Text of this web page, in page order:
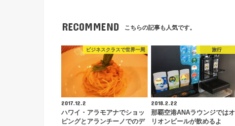
RECOMMEND こちらの記事も人気です。
ビジネスクラスで世界一周
2017.12.2
ハワイ・アラモアナでショッ
ピングとアランチーノでのデ
旅行
2018.2.22
那覇空港ANAラウンジではオ
リオンビールが飲めるよ